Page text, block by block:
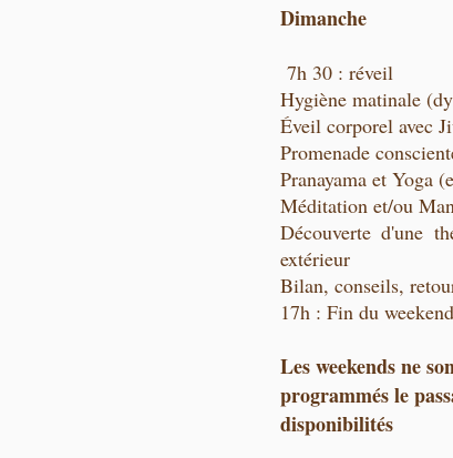
Dimanche
7h 30 : réveil
Hygiène matinale
Éveil corporel avec
Promenade
Pranayama et Yoga
Méditation et/ou
Découverte d'une
extérieur
Bilan, conseils,
17h : Fin du
Les weekends ne
programmés le
disponibilités